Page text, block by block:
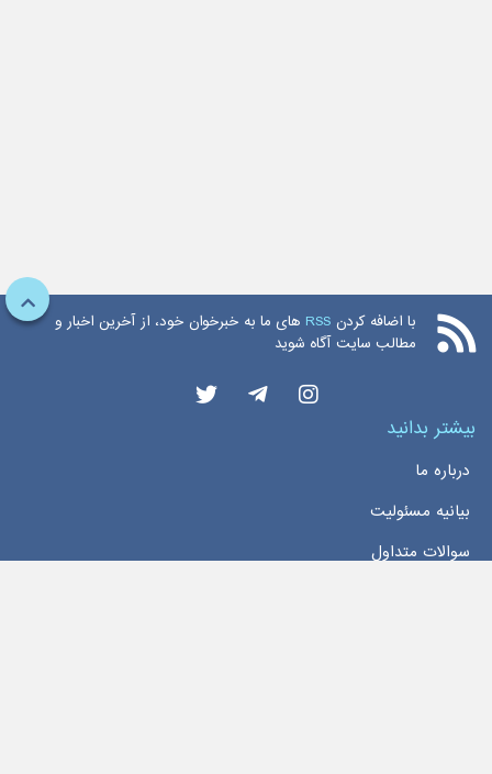
با اضافه کردن RSS های ما به خبرخوان خود، از آخرین اخبار و
مطالب سایت آگاه شوید
بیشتر بدانید
درباره ما
بیانیه مسئولیت
سوالات متداول